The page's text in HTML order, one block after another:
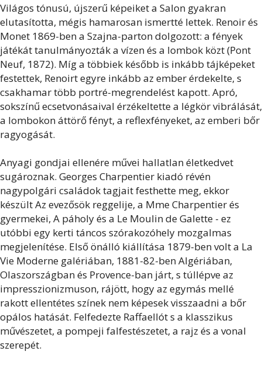
Világos tónusú, újszerű képeiket a Salon gyakran
elutasította, mégis hamarosan ismertté lettek. Renoir és
Monet 1869-ben a Szajna-parton dolgozott: a fények
játékát tanulmányozták a vízen és a lombok közt (Pont
Neuf, 1872). Míg a többiek később is inkább tájképeket
festettek, Renoirt egyre inkább az ember érdekelte, s
csakhamar több portré-megrendelést kapott. Apró,
sokszínű ecsetvonásaival érzékeltette a légkör vibrálását,
a lombokon áttörő fényt, a reflexfényeket, az emberi bőr
ragyogását.
Anyagi gondjai ellenére művei hallatlan életkedvet
sugároznak. Georges Charpentier kiadó révén
nagypolgári családok tagjait festhette meg, ekkor
készült Az evezősök reggelije, a Mme Charpentier és
gyermekei, A páholy és a Le Moulin de Galette - ez
utóbbi egy kerti táncos szórakozóhely mozgalmas
megjelenítése. Első önálló kiállítása 1879-ben volt a La
Vie Moderne galériában, 1881-82-ben Algériában,
Olaszországban és Provence-ban járt, s túllépve az
impresszionizmuson, rájött, hogy az egymás mellé
rakott ellentétes színek nem képesek visszaadni a bőr
opálos hatását. Felfedezte Raffaellót s a klasszikus
művészetet, a pompeji falfestészetet, a rajz és a vonal
szerepét.